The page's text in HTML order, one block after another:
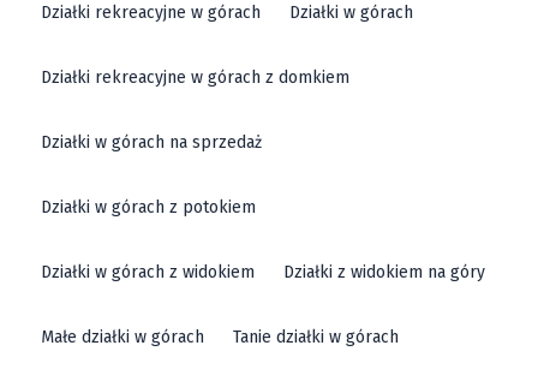
Działki rekreacyjne w górach Działki w górach
Działki rekreacyjne w górach z domkiem
Działki w górach na sprzedaż
Działki w górach z potokiem
Działki w górach z widokiem Działki z widokiem na góry
Małe działki w górach Tanie działki w górach